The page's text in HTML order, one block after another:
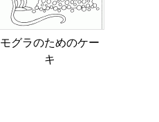
モグラのためのケー
キ